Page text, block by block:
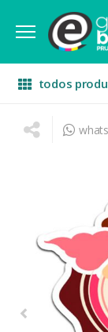
todos
escritório